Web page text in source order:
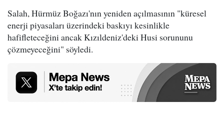
Salah, Hürmüz Boğazı'nın yeniden açılmasının "küresel
enerji piyasaları üzerindeki baskıyı kesinlikle
hafifleteceğini ancak Kızıldeniz'deki Husi sorununu
çözmeyeceğini" söyledi.